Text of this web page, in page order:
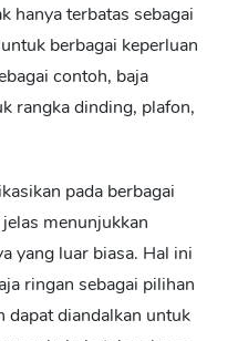
hanya terbatas sebagai
berbagai keperluan
contoh, baja
rangka dinding, plafon,
pada berbagai
menunjukkan
yang luar biasa. Hal ini
ringan sebagai pilihan
dapat diandalkan untuk